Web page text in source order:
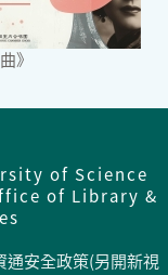
》
of Science
of Library &
通安全政策(另開新視